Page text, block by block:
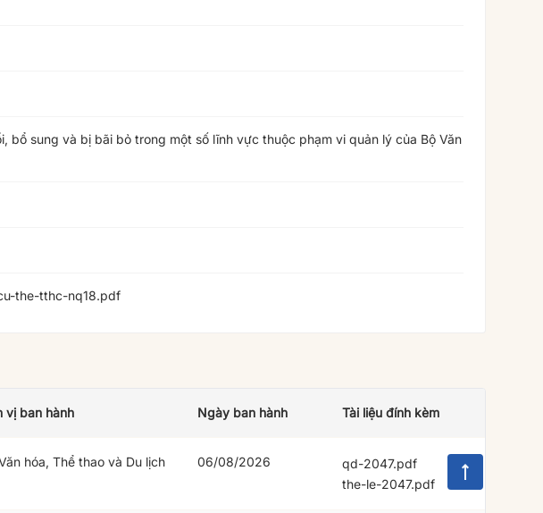
sung và bị bãi bỏ trong một số lĩnh vực thuộc phạm vi quản lý của Bộ Văn
the-tthc-nq18.pdf
vị ban hành Ngày ban hành Tài liệu đính kèm
hóa, Thể thao và Du lịch 06/08/2026
qd-2047.pdf
the-le-2047.pdf